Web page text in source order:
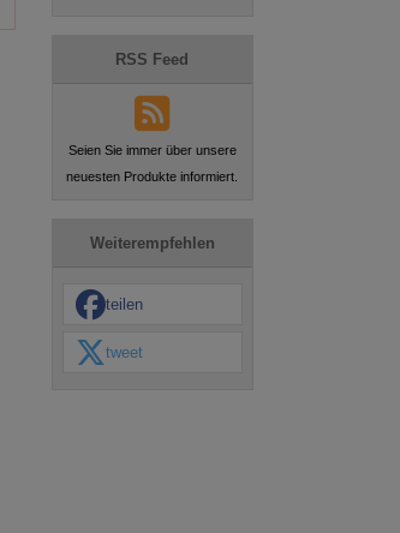
RSS Feed
Seien Sie immer über unsere
neuesten Produkte informiert.
Weiterempfehlen
teilen
tweet